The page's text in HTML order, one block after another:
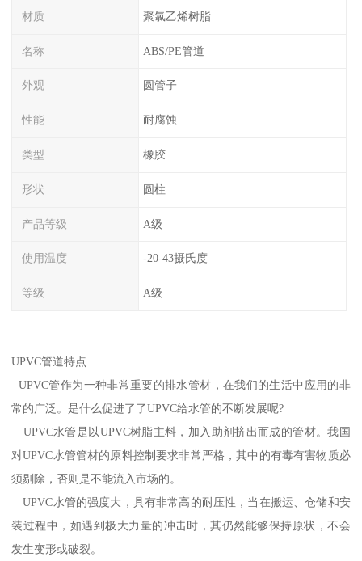
材质 聚氯乙烯树脂
名称 ABS/PE管道
外观 圆管子
性能 耐腐蚀
类型 橡胶
形状 圆柱
产品等级 A级
使用温度 -20-43摄氏度
等级 A级
UPVC管道特点
UPVC管作为一种非常重要的排水管材，在我们的生活中应用的非
常的广泛。是什么促进了了UPVC给水管的不断发展呢?
UPVC水管是以UPVC树脂主料，加入助剂挤出而成的管材。我国
对UPVC水管管材的原料控制要求非常严格，其中的有毒有害物质必
须剔除，否则是不能流入市场的。
UPVC水管的强度大，具有非常高的耐压性，当在搬运、仓储和安
装过程中，如遇到极大力量的冲击时，其仍然能够保持原状，不会
发生变形或破裂。